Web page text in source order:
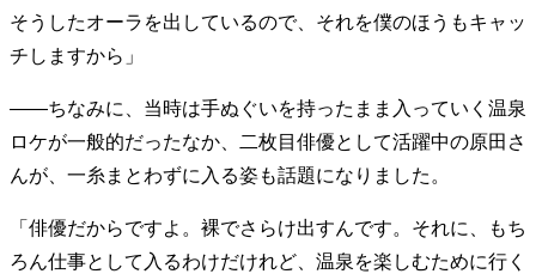
そうしたオーラを出しているので、それを僕のほうもキャッ
チしますから」
――ちなみに、当時は手ぬぐいを持ったまま入っていく温泉
ロケが一般的だったなか、二枚目俳優として活躍中の原田さ
んが、一糸まとわずに入る姿も話題になりました。
「俳優だからですよ。裸でさらけ出すんです。それに、もち
ろん仕事として入るわけだけれど、温泉を楽しむために行く